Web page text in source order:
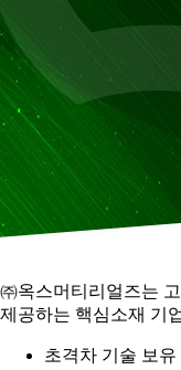
㈜옥스머티리얼즈는
제공하는 핵심소재 기
초격차 기술 보유